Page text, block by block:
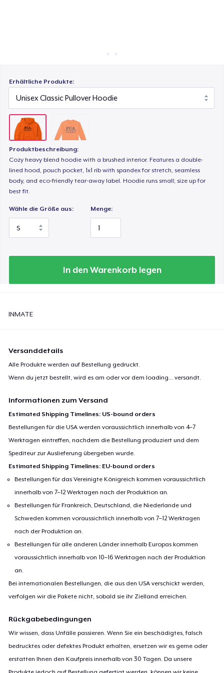
Erhältliche Produkte:
Produktbeschreibung:
Cozy heavy blend hoodie with a brushed interior. Features a double-
lined hood, pouch pocket, 1x1 rib with spandex for stretch, seamless
body, and eco-friendly tear-away label. Hoodie runs small; size up for
best fit.
Wähle die Größe aus: Menge:
In den Warenkorb legen
INMATE
Versanddetails
Alle Produkte werden auf Bestellung gedruckt.
Wenn du jetzt bestellt, wird es am oder vor demloading... versandt.
Informationen zum Versand
Estimated Shipping Timelines: US-bound orders
Bestellungen für die USA werden voraussichtlich innerhalb von 4–7
Werktagen eintreffen, nachdem die Bestellung produziert und dem
Spediteur zur Auslieferung übergeben wurde.
Estimated Shipping Timelines: EU-bound orders
Bestellungen für das Vereinigte Königreich kommen voraussichtlich
innerhalb von 7–12 Werktagen nach der Produktion an.
Bestellungen für Frankreich, Deutschland, die Niederlande und
Schweden kommen voraussichtlich innerhalb von 7–12 Werktagen
nach der Produktion an.
Bestellungen für alle anderen Länder innerhalb Europas kommen
voraussichtlich innerhalb von 10–16 Werktagen nach der Produktion
an.
Bei internationalen Bestellungen, die aus den USA verschickt werden,
verfolgen wir die Pakete nicht, sobald sie ihr Zielland erreichen.
Rückgabebedingungen
Wir wissen, dass Unfälle passieren. Wenn Sie ein beschädigtes, falsch
bedrucktes oder defektes Produkt erhalten, ersetzen wir es gerne oder
erstatten Ihnen den Kaufpreis innerhalb von 30 Tagen. Da unsere